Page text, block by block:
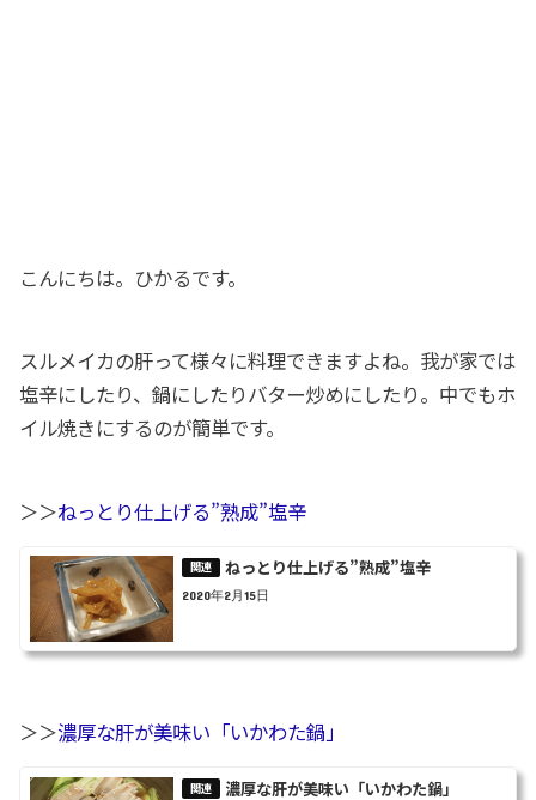
こんにちは。ひかるです。
スルメイカの肝って様々に料理できますよね。我が家では
塩辛にしたり、鍋にしたりバター炒めにしたり。中でもホ
イル焼きにするのが簡単です。
＞＞ねっとり仕上げる”熟成”塩辛
ねっとり仕上げる”熟成”塩辛
2020年2月15日
＞＞濃厚な肝が美味い「いかわた鍋」
濃厚な肝が美味い「いかわた鍋」